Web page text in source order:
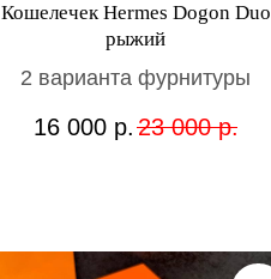
Кошелечек Hermes Dogon Duo
рыжий
2 варианта фурнитуры
16 000 р. 23 000 р.